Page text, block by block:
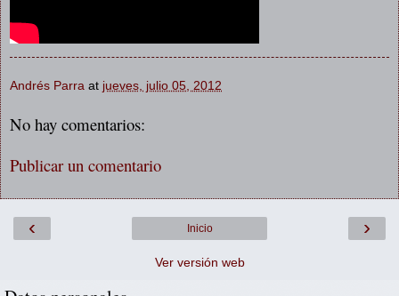
Andrés Parra at jueves, julio 05, 2012
No hay comentarios:
Publicar un comentario
‹ ›
Inicio
Ver versión web